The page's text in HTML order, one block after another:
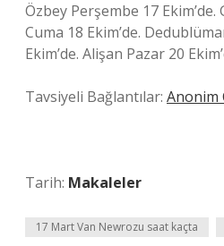
Özbey Perşembe 17
Cuma 18 Ekim’de.
Ekim’de. Alişan Pazar 20
Tavsiyeli Bağlantılar: Anonim
Tarih: Makaleler
17 Mart Van Newrozu saat kaçta